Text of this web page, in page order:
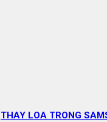
THAY LOA TRONG